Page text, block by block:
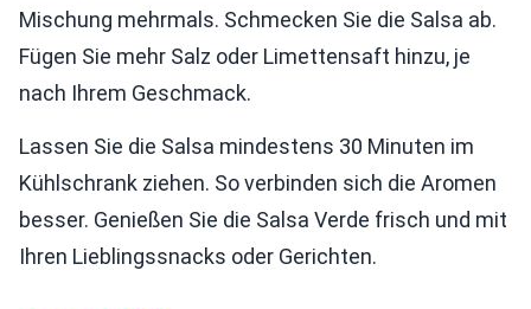
Mischung mehrmals. Schmecken Sie die Salsa ab.
Fügen Sie mehr Salz oder Limettensaft hinzu, je
nach Ihrem Geschmack.
Lassen Sie die Salsa mindestens 30 Minuten im
Kühlschrank ziehen. So verbinden sich die Aromen
besser. Genießen Sie die Salsa Verde frisch und mit
Ihren Lieblingssnacks oder Gerichten.